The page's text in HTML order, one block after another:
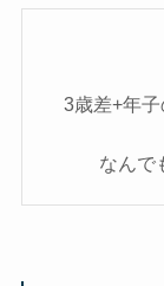
3歳差+年子
なんで